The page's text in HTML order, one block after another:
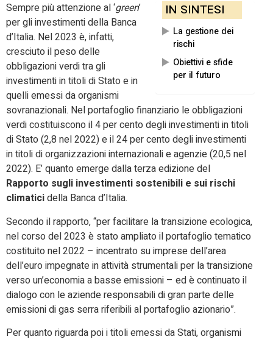
IN SINTESI
La gestione dei
rischi
Obiettivi e sfide
per il futuro
Sempre più attenzione al ‘green’
per gli investimenti della Banca
d’Italia. Nel 2023 è, infatti,
cresciuto il peso delle
obbligazioni verdi tra gli
investimenti in titoli di Stato e in
quelli emessi da organismi
sovranazionali. Nel portafoglio finanziario le obbligazioni
verdi costituiscono il 4 per cento degli investimenti in titoli
di Stato (2,8 nel 2022) e il 24 per cento degli investimenti
in titoli di organizzazioni internazionali e agenzie (20,5 nel
2022). E’ quanto emerge dalla terza edizione del
Rapporto sugli investimenti sostenibili e sui rischi
climaticidella Banca d’Italia.
Secondo il rapporto, “per facilitare la transizione ecologica,
nel corso del 2023 è stato ampliato il portafoglio tematico
costituito nel 2022 – incentrato su imprese dell’area
dell’euro impegnate in attività strumentali per la transizione
verso un’economia a basse emissioni – ed è continuato il
dialogo con le aziende responsabili di gran parte delle
emissioni di gas serra riferibili al portafoglio azionario”.
Per quanto riguarda poi i titoli emessi da Stati, organismi